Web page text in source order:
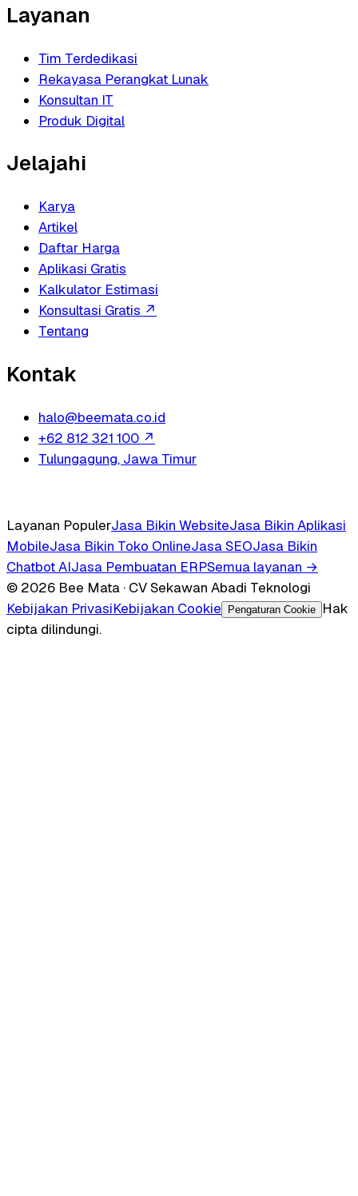
Layanan
Tim Terdedikasi
Rekayasa Perangkat Lunak
Konsultan IT
Produk Digital
Jelajahi
Karya
Artikel
Daftar Harga
Aplikasi Gratis
Kalkulator Estimasi
Konsultasi Gratis ↗
Tentang
Kontak
halo@beemata.co.id
+62 812 321 100 ↗
Tulungagung, Jawa Timur
Layanan PopulerJasa Bikin WebsiteJasa Bikin Aplikasi
MobileJasa Bikin Toko OnlineJasa SEOJasa Bikin
Chatbot AIJasa Pembuatan ERPSemua layanan →
© 2026 Bee Mata · CV Sekawan Abadi Teknologi
Kebijakan PrivasiKebijakan Cookie Pengaturan Cookie
Hak
cipta dilindungi.